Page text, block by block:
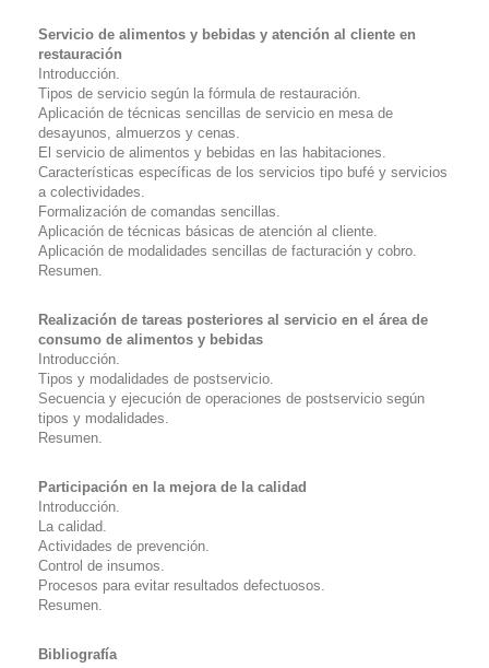
Servicio de alimentos y bebidas y atención al cliente en
restauración
Introducción.
Tipos de servicio según la fórmula de restauración.
Aplicación de técnicas sencillas de servicio en mesa de
desayunos, almuerzos y cenas.
El servicio de alimentos y bebidas en las habitaciones.
Características específicas de los servicios tipo bufé y servicios
a colectividades.
Formalización de comandas sencillas.
Aplicación de técnicas básicas de atención al cliente.
Aplicación de modalidades sencillas de facturación y cobro.
Resumen.
Realización de tareas posteriores al servicio en el área de
consumo de alimentos y bebidas
Introducción.
Tipos y modalidades de postservicio.
Secuencia y ejecución de operaciones de postservicio según
tipos y modalidades.
Resumen.
Participación en la mejora de la calidad
Introducción.
La calidad.
Actividades de prevención.
Control de insumos.
Procesos para evitar resultados defectuosos.
Resumen.
Bibliografía